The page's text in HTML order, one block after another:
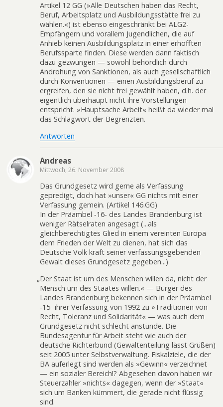
Artikel 12 GG (»Alle Deutschen haben das Recht,
Beruf, Arbeitsplatz und Ausbildungsstätte frei zu
wählen.«) ist ebenso eingeschränkt bei ALG2-
Empfängern und vorallem Jugendlichen, die auf
Anhieb keinen Ausbildungsplatz in einer erhofften
Berufssparte finden. Diese werden dann faktisch
dazu gezwungen — sowohl behördlich durch
Androhung von Sanktionen, als auch gesellschaftlich
durch Konventionen — einen Ausbildungsberuf zu
ergreifen, den sie nicht frei gewählt haben, d.h. der
eigentlich überhaupt nicht ihre Vorstellungen
entspricht. »Hauptsache Arbeit« heißt da wieder mal
das Schlagwort der Begrenzten.
Antworten
Andreas
Mittwoch, 26. November 2008
Das Grundgesetz wird gerne als Verfassung
gepredigt, doch hat »unser« GG nichts mit einer
Verfassung gemein. (Artikel 146.GG)
In der Präambel ‑16- des Landes Brandenburg ist
weniger Rätselraten angesagt (...als
gleichberechtigtes Glied in einem vereinten Europa
dem Frieden der Welt zu dienen, hat sich das
Deutsche Volk kraft seiner verfassungsgebenden
Gewalt dieses Grundgesetz gegeben...)
„Der Staat ist um des Menschen willen da, nicht der
Mensch um des Staates willen.« — Bürger des
Landes Brandenburg bekennen sich in der Präambel
‑15- ihrer Verfassung von 1992 zu »Traditionen von
Recht, Toleranz und Solidarität« — was auch dem
Grundgesetz nicht schlecht anstünde. Die
Bundesagentur für Arbeit steht wie auch der
deutsche Richterbund (Gewaltenteilung lässt Grüßen)
seit 2005 unter Selbstverwaltung. Fiskalziele, die der
BA auferlegt sind werden als »Gewinn« verzeichnet
— ein sozialer Bereich!? Abgesehen davon haben wir
Steuerzahler »nichts« dagegen, wenn der »Staat«
sich um Banken kümmert, die gerade nicht flüssig
sind.